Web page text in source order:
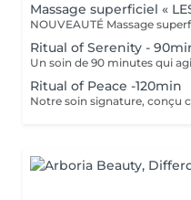
Massage superficiel «
Ritual of Serenity -
Ritual of Peace -120min